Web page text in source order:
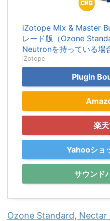
iZotope Mix & Master
レード版（Ozone
Neutronを持っている場
iZotope
Plugin
楽
Yahooショ
サウンド
Ozone Standard,